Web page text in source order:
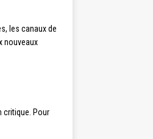
les canaux de
nouveaux
critique. Pour